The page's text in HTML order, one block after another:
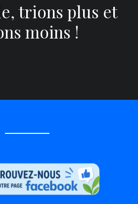
trions plus et
moins !